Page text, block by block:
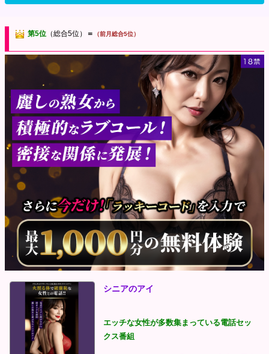
第5位 （総合5位） ＝ （前月総合5位）
シニアのアイ
エッチな女性が多数集まっている電話セッ
クス番組